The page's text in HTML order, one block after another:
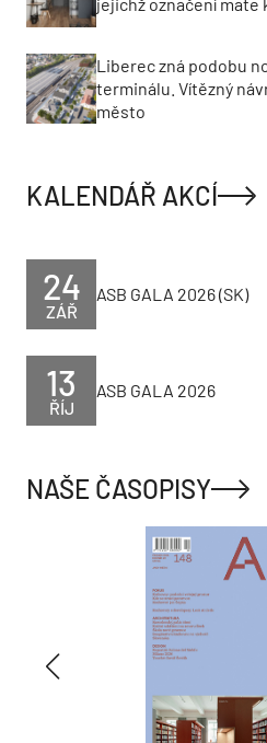
Liberec zná podobu
terminálu. Vítězný
město
KALENDÁŘ AKCÍ
ZÁŘ
24 ASB GALA 2026 (SK)
ŘÍJ
13 ASB GALA 2026
NAŠE ČASOPISY